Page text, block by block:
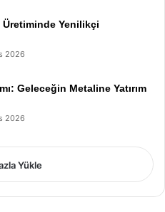
Üretiminde Yenilikçi
2026
Geleceğin Metaline Yatırım
2026
Yükle